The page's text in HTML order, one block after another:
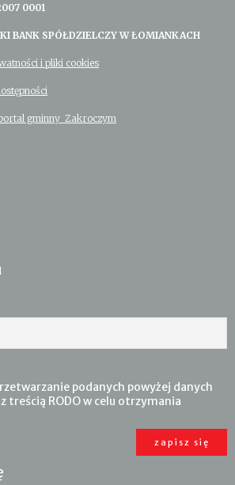
0001
BANK SPÓŁDZIELCZY W ŁOMIANKACH
i pliki cookies
gminny Zakroczym
podanych powyżej danych
treścią RODO w celu otrzymania